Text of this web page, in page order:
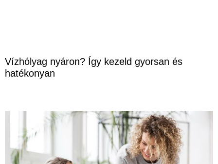
Vízhólyag nyáron? Így kezeld gyorsan és
hatékonyan